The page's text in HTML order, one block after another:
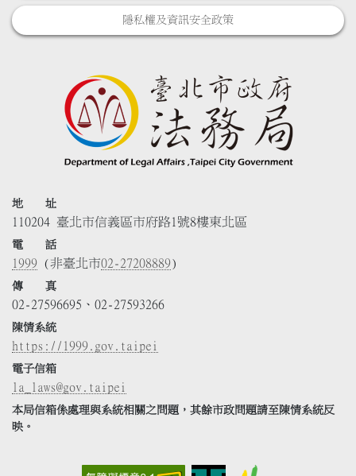
隱私權及資訊安全政策
地 址
110204 臺北市信義區市府路1號8樓東北區
電 話
1999 (非臺北市02-27208889)
傳 真
02-27596695、02-27593266
陳情系統
https://1999.gov.taipei
電子信箱
la_laws@gov.taipei
本局信箱係處理與系統相關之問題，其餘市政問題請至陳情系統反
映。